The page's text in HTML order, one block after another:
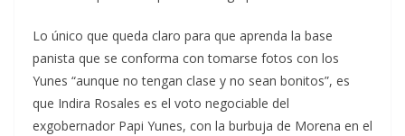
Lo único que queda claro para que aprenda la base
panista que se conforma con tomarse fotos con los
Yunes “aunque no tengan clase y no sean bonitos”, es
que Indira Rosales es el voto negociable del
exgobernador Papi Yunes, con la burbuja de Morena en el